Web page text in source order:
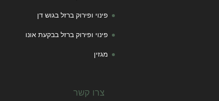
פינוי ופירוק ברזל בגוש דן
פינוי ופירוק ברזל בבקעת אונו
מגזין
צרו קשר